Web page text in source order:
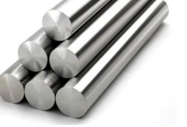
металлопрокат
металлопрокат